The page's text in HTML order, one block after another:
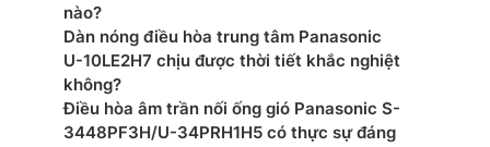
nào?
Dàn nóng điều hòa trung tâm Panasonic
U-10LE2H7 chịu được thời tiết khắc nghiệt
không?
Điều hòa âm trần nối ống gió Panasonic S-
3448PF3H/U-34PRH1H5 có thực sự đáng